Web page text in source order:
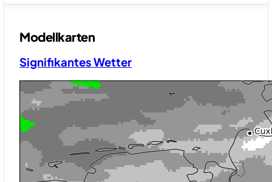
Modellkarten
Signifikantes Wetter